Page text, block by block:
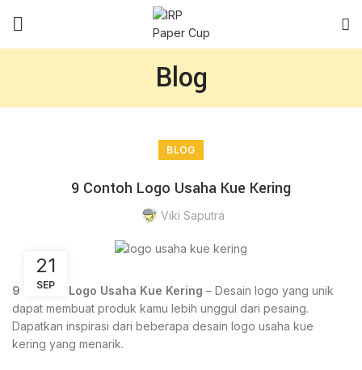
Blog
BLOG
9 Contoh Logo Usaha Kue Kering
Viki Saputra
21
SEP
9 Contoh Logo Usaha Kue Kering – Desain logo yang unik
dapat membuat produk kamu lebih unggul dari pesaing.
Dapatkan inspirasi dari beberapa desain logo usaha kue
kering yang menarik.